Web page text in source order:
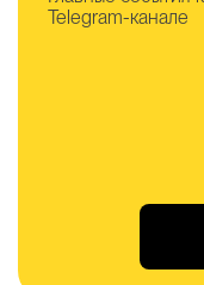
Telegram-канале